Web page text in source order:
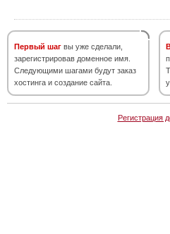
Первый шаг вы уже сделали,
зарегистрировав доменное имя.
Следующими шагами будут заказ
хостинга и создание сайта.
Регистрация